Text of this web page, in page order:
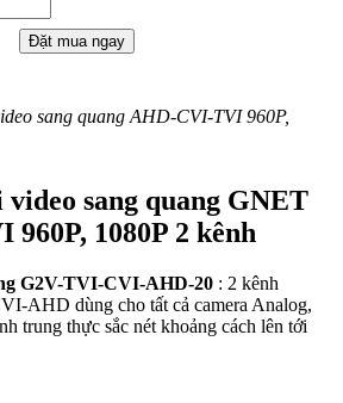
sang quang AHD-CVI-TVI 960P,
video sang quang GNET
1080P 2 kênh
G2V-TVI-CVI-AHD-20 : 2 kênh
AHD dùng cho tất cả camera Analog,
trung thực sắc nét khoảng cách lên tới